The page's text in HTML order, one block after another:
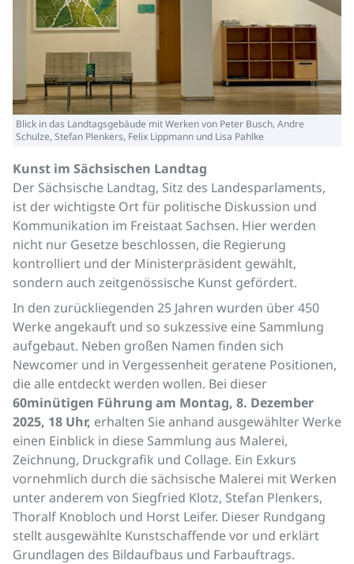
Blick in das Landtagsgebäude mit Werken von Peter Busch, Andre
Schulze, Stefan Plenkers, Felix Lippmann und Lisa Pahlke
Kunst im Sächsischen Landtag
Der Sächsische Landtag, Sitz des Landesparlaments,
ist der wichtigste Ort für politische Diskussion und
Kommunikation im Freistaat Sachsen. Hier werden
nicht nur Gesetze beschlossen, die Regierung
kontrolliert und der Ministerpräsident gewählt,
sondern auch zeitgenössische Kunst gefördert.
In den zurückliegenden 25 Jahren wurden über 450
Werke angekauft und so sukzessive eine Sammlung
aufgebaut. Neben großen Namen finden sich
Newcomer und in Vergessenheit geratene Positionen,
die alle entdeckt werden wollen. Bei dieser
60minütigen Führung am Montag, 8. Dezember
2025, 18 Uhr, erhalten Sie anhand ausgewählter Werke
einen Einblick in diese Sammlung aus Malerei,
Zeichnung, Druckgrafik und Collage. Ein Exkurs
vornehmlich durch die sächsische Malerei mit Werken
unter anderem von Siegfried Klotz, Stefan Plenkers,
Thoralf Knobloch und Horst Leifer. Dieser Rundgang
stellt ausgewählte Kunstschaffende vor und erklärt
Grundlagen des Bildaufbaus und Farbauftrags.